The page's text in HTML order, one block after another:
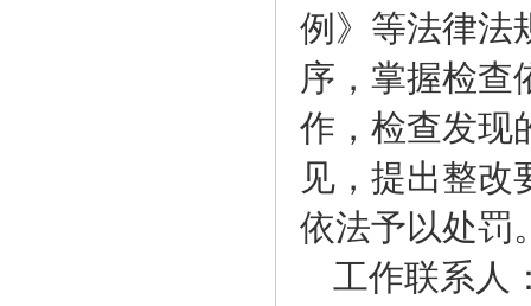
例》等法律法
序，掌握检查
作，检查发现
见，提出整改
依法予以处罚
工作联系人